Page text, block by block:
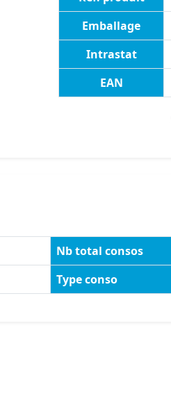
Emballage
Intrastat
EAN
Nb total consos
Type conso